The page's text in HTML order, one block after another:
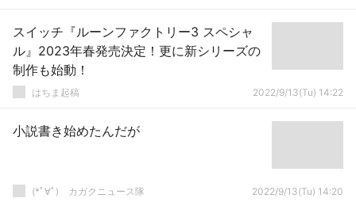
スイッチ『ルーンファクトリー3 スペシャ
ル』2023年春発売決定！更に新シリーズの
制作も始動！
はちま起稿 2022/9/13(Tu) 14:22
小説書き始めたんだが
(*ﾟ∀ﾟ)ゞカガクニュース隊 2022/9/13(Tu) 14:20